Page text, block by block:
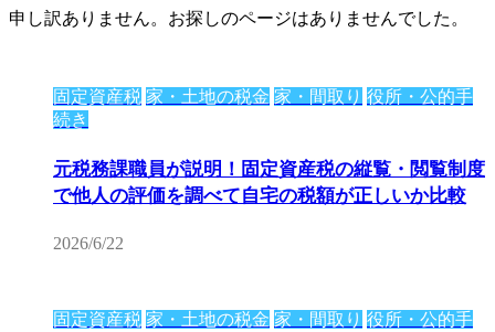
申し訳ありません。お探しのページはありませんでした。
固定資産税 家・土地の税金 家・間取り 役所・公的手
続き
元税務課職員が説明！固定資産税の縦覧・閲覧制度
で他人の評価を調べて自宅の税額が正しいか比較
2026/6/22
固定資産税 家・土地の税金 家・間取り 役所・公的手